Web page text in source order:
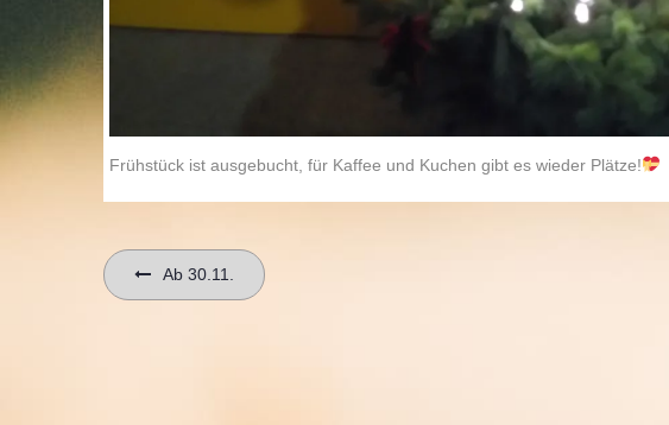
Frühstück ist ausgebucht, für Kaffee und Kuchen gibt es wieder Plätze!
Beitragsnavigation
Ab 30.11.